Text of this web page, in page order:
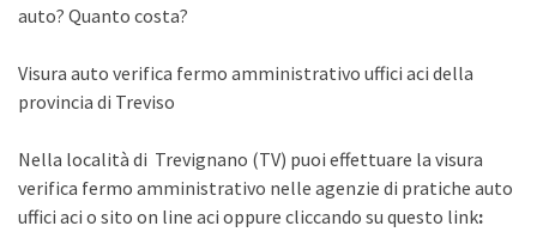
auto? Quanto costa?
Visura auto verifica fermo amministrativo uffici aci della
provincia di Treviso
Nella località di Trevignano (TV) puoi effettuare la visura
verifica fermo amministrativo nelle agenzie di pratiche auto
uffici aci o sito on line aci oppure cliccando su questo link: